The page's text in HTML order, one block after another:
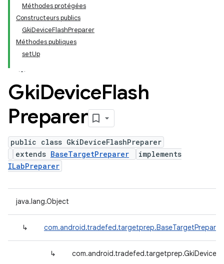
Méthodes protégées
Constructeurs publics
GkiDeviceFlashPreparer
Méthodes publiques
setUp
GkiDeviceFlash
Preparer
public class GkiDeviceFlashPreparer
extends BaseTargetPreparer
implements
ILabPreparer
java.lang.Object
↳ com.android.tradefed.targetprep.BaseTargetPreparer
↳